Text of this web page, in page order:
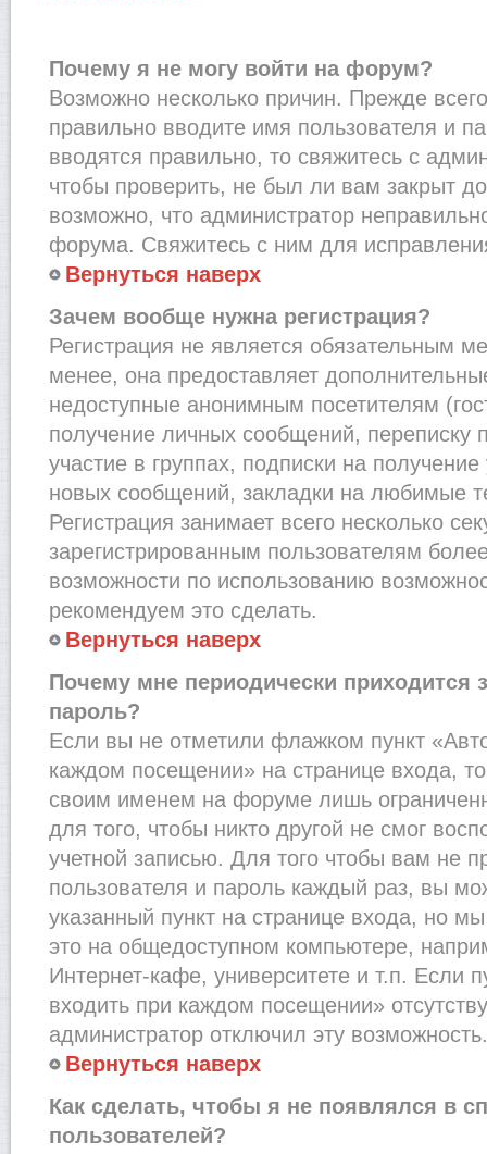
Почему я не могу войти на форум?
Возможно несколько причин. Прежде
правильно вводите имя пользователя и
вводятся правильно, то свяжитесь с
чтобы проверить, не был ли вам закрыт
возможно, что администратор
форума. Свяжитесь с ним для
Вернуться наверх
Зачем вообще нужна регистрация?
Регистрация не является обязательным
менее, она предоставляет
недоступные анонимным посетителям
получение личных сообщений, переписку
участие в группах, подписки на
новых сообщений, закладки на любимые
Регистрация занимает всего несколько
зарегистрированным пользователям
возможности по использованию
рекомендуем это сделать.
Вернуться наверх
Почему мне периодически приходится
пароль?
Если вы не отметили флажком пункт
каждом посещении» на странице входа,
своим именем на форуме лишь
для того, чтобы никто другой не смог
учетной записью. Для того чтобы вам не
пользователя и пароль каждый раз, вы
указанный пункт на странице входа, но
это на общедоступном компьютере,
Интернет-кафе, университете и т.п. Если
входить при каждом посещении»
администратор отключил эту возможность.
Вернуться наверх
Как сделать, чтобы я не появлялся в
пользователей?